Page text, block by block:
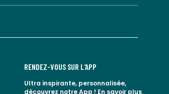
RENDEZ-VOUS SUR L'APP
Ultra inspirante, personnalisée,
découvrez notre App ! En savoir plus